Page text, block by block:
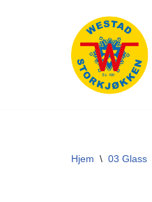
Hjem \ 03 Glass